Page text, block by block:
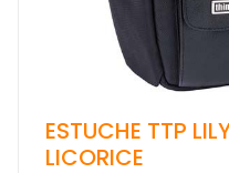
ESTUCHE TTP
LICORICE